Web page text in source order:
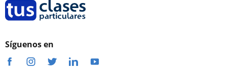
Síguenos en